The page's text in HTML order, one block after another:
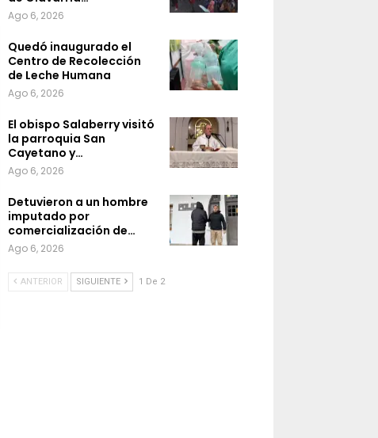
Ago 6, 2026
Quedó inaugurado el
Centro de Recolección
de Leche Humana
Ago 6, 2026
El obispo Salaberry visitó
la parroquia San
Cayetano y…
Ago 6, 2026
Detuvieron a un hombre
imputado por
comercialización de…
Ago 6, 2026
ANTERIOR SIGUIENTE 1 De 2